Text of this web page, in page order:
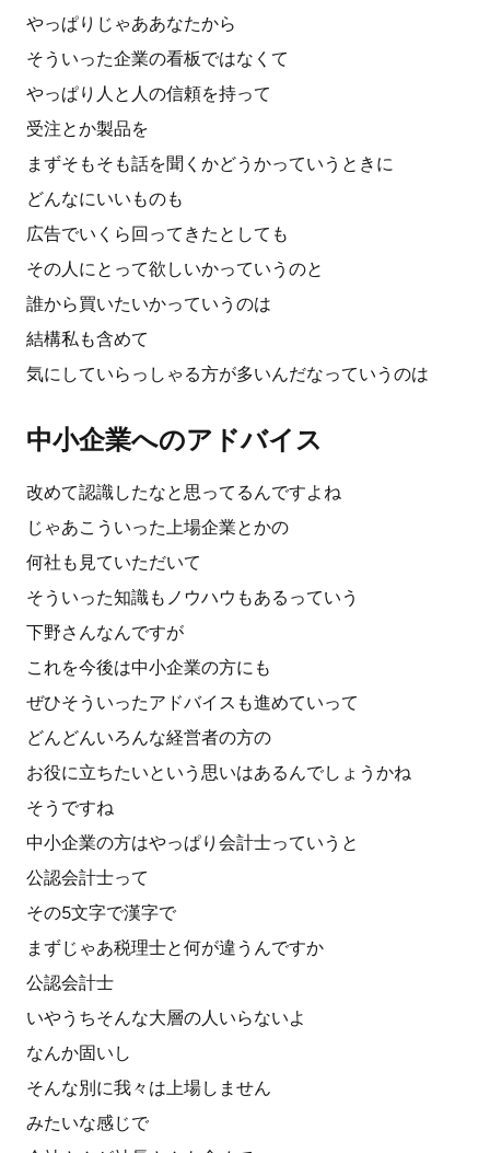
やっぱりじゃああなたから
そういった企業の看板ではなくて
やっぱり人と人の信頼を持って
受注とか製品を
まずそもそも話を聞くかどうかっていうときに
どんなにいいものも
広告でいくら回ってきたとしても
その人にとって欲しいかっていうのと
誰から買いたいかっていうのは
結構私も含めて
気にしていらっしゃる方が多いんだなっていうのは
中小企業へのアドバイス
改めて認識したなと思ってるんですよね
じゃあこういった上場企業とかの
何社も見ていただいて
そういった知識もノウハウもあるっていう
下野さんなんですが
これを今後は中小企業の方にも
ぜひそういったアドバイスも進めていって
どんどんいろんな経営者の方の
お役に立ちたいという思いはあるんでしょうかね
そうですね
中小企業の方はやっぱり会計士っていうと
公認会計士って
その5文字で漢字で
まずじゃあ税理士と何が違うんですか
公認会計士
いやうちそんな大層の人いらないよ
なんか固いし
そんな別に我々は上場しません
みたいな感じで